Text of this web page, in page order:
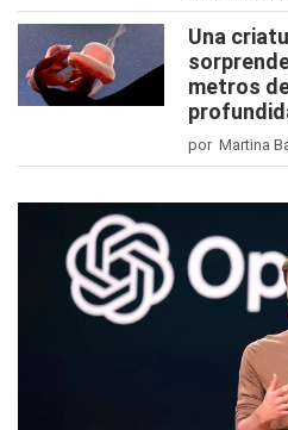
Una
metros
por Martina